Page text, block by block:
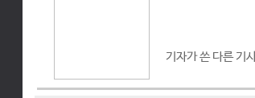
기자가 쓴 다른 기